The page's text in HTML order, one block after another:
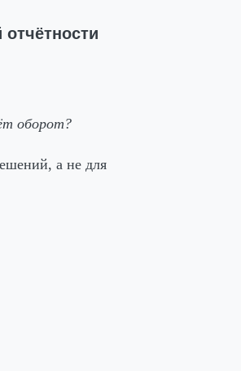
оборот?
а не для